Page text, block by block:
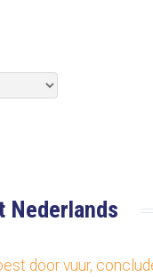
Nederlands
door vuur,